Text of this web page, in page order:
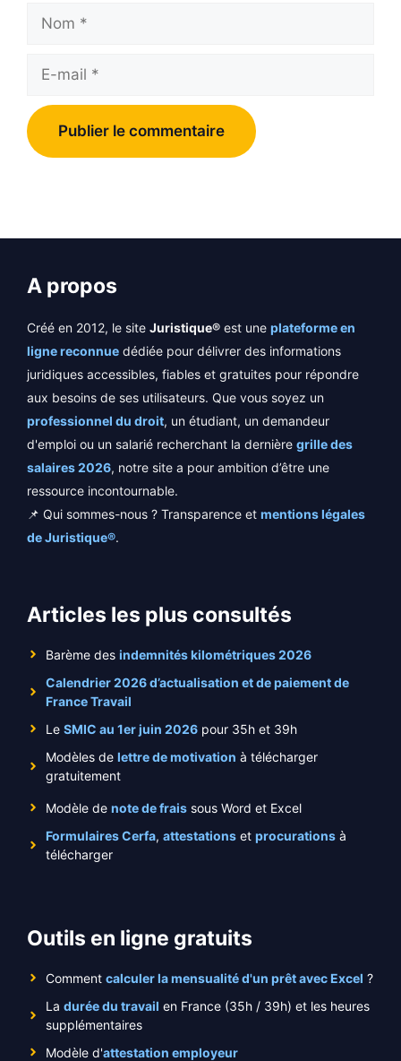
mail
A propos
Créé en 2012, le site Juristique® est une plateforme en
ligne reconnue dédiée pour délivrer des informations
juridiques accessibles, fiables et gratuites pour répondre
aux besoins de ses utilisateurs. Que vous soyez un
professionnel du droit, un étudiant, un demandeur
d'emploi ou un salarié recherchant la dernière grille des
salaires 2026, notre site a pour ambition d’être une
ressource incontournable.
📌 Qui sommes-nous ? Transparence et mentions légales
de Juristique®.
Articles les plus consultés
Barème des indemnités kilométriques 2026
Calendrier 2026 d’actualisation et de paiement de
France Travail
Le SMIC au 1er juin 2026 pour 35h et 39h
Modèles de lettre de motivation à télécharger
gratuitement
Modèle de note de frais sous Word et Excel
Formulaires Cerfa, attestations et procurations à
télécharger
Outils en ligne gratuits
Comment calculer la mensualité d'un prêt avec Excel ?
La durée du travail en France (35h / 39h) et les heures
supplémentaires
Modèle d'attestation employeur